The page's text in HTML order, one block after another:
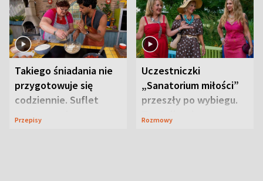
Takiego śniadania nie
przygotowuje się
codziennie. Suflet
serowy zachwyca
Przepisy
Uczestniczki
„Sanatorium miłości”
przeszły po wybiegu.
Te stylizacje
Rozmowy